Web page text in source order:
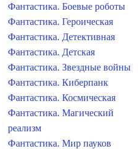
Фантастика. Боевые роботы
Фантастика. Героическая
Фантастика. Детективная
Фантастика. Детская
Фантастика. Звездные войны
Фантастика. Киберпанк
Фантастика. Космическая
Фантастика. Магический
реализм
Фантастика. Мир пауков